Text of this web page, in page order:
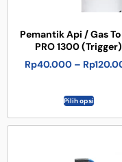
Pemantik Api / Gas
PRO 1300 (Trigger)
Rp40.000 – Rp
Pilih opsi